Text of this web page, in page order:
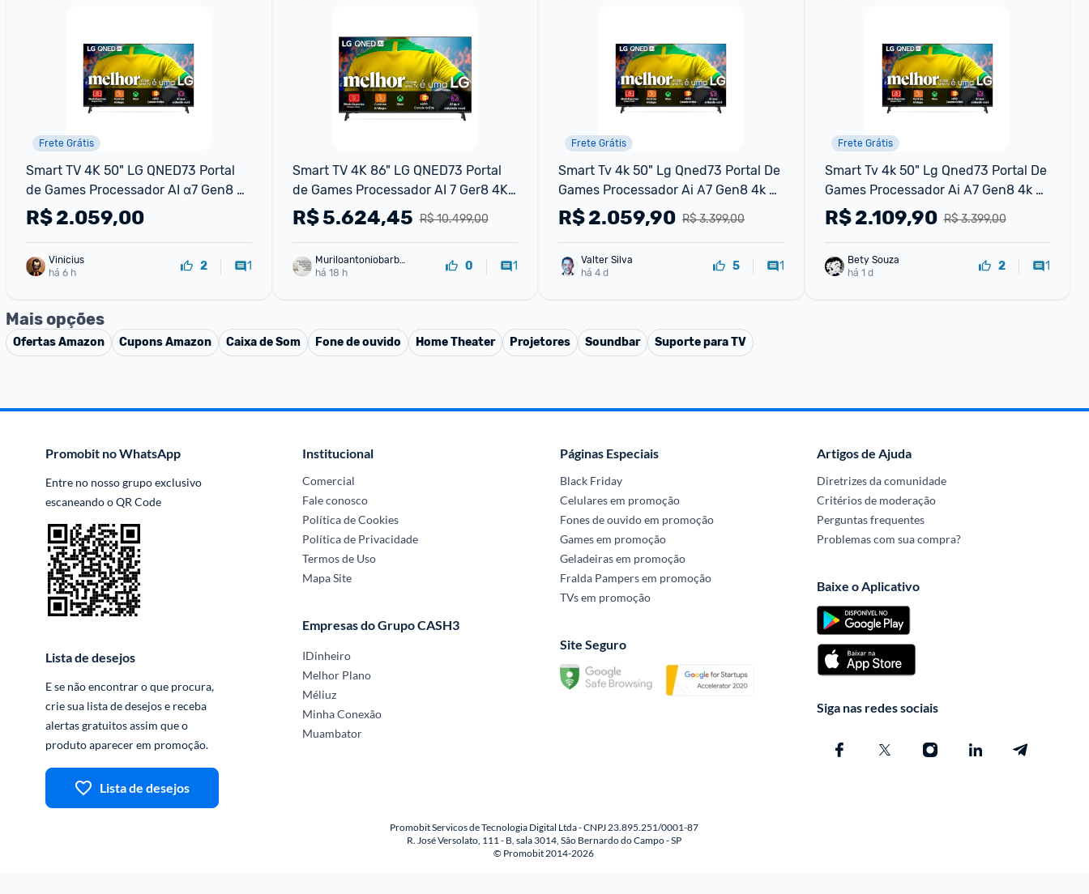
Frete Grátis
Smart TV 4K 50" LG QNED73 Portal
de Games Processador AI α7 Gen8
4K Super Upscaling Google Cast
Integrado Controle AI Magic WebOS
25 Modo Esportes Al
R$2.059,00
Vinicius
há 6 h
2 1
Smart TV 4K 86" LG QNED73 Portal
de Games Processador AI 7 Ger8 4K
Super Upscaling Google Cast
Integrado Controle AI M
R$ 10.499,00
R$5.624,45
Muriloantoniobarbo
sa
há 18 h 0 1
Frete Grátis
Smart Tv 4k 50" Lg Qned73 Portal De
Games Processador Ai Α7 Gen8 4k
Super Upscaling Google Cast
Integrado Controle Ai Magic Webos
25 Modo Esportes Al
R$ 3.399,00
R$2.059,90
Valter Silva
há 4 d
5 1
Frete Grátis
Smart Tv 4k 50" Lg Qned73 Portal De
Games Processador Ai Α7 Gen8 4k
Super Upscaling Google Cast
Integrado Controle Ai Magic Webos
25 Modo Esportes Al
R$ 3.399,00
R$2.109,90
Bety Souza
há 1 d
2 1
Mais opções
OfertasAmazon CuponsAmazon Caixa de Som Fone de ouvido Home Theater Projetores Soundbar Suporte para TV
Promobit no WhatsApp
Entre no nosso grupo exclusivo
escaneando o QR Code
Lista de desejos
E se não encontrar o que procura,
crie sua lista de desejos e receba
alertas gratuitos assim que o
produto aparecer em promoção.
Lista de desejos
Institucional
Comercial
Fale conosco
Política de Cookies
Política de Privacidade
Termos de Uso
Mapa Site
Empresas do Grupo CASH3
IDinheiro
Melhor Plano
Méliuz
Minha Conexão
Muambator
Páginas Especiais
Black Friday
Celulares em promoção
Fones de ouvido em promoção
Games em promoção
Geladeiras em promoção
Fralda Pampers em promoção
TVs em promoção
Site Seguro
Artigos de Ajuda
Diretrizes da comunidade
Critérios de moderação
Perguntas frequentes
Problemas com sua compra?
Baixe o Aplicativo
Siga nas redes sociais
Promobit Servicos de Tecnologia Digital Ltda - CNPJ 23.895.251/0001-87
R. José Versolato, 111 - B, sala 3014, São Bernardo do Campo - SP
© Promobit 2014-2026